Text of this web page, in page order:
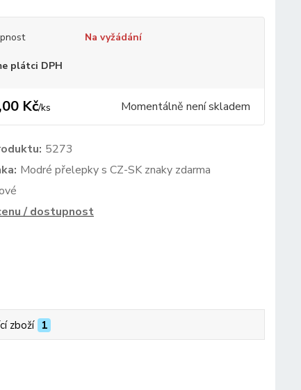
Na vyžádání
plátci DPH
Kč/ks Momentálně není skladem
5273
Modré přelepky s CZ-SK znaky zdarma
/ dostupnost
zboží 1